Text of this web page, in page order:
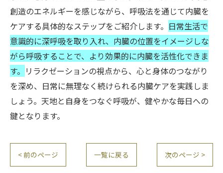
創造のエネルギーを感じながら、呼吸法を通じて内臓を
ケアする具体的なステップをご紹介します。 日常生活で
意識的に深呼吸を取り入れ、内臓の位置をイメージしな
がら呼吸することで、より効果的に内臓を活性化できま
す。 リラクゼーションの視点から、心と身体のつながり
を深め、日常に無理なく続けられる内臓ケアを実践しま
しょう。天地と自身をつなぐ呼吸が、健やかな毎日への
鍵となります。
< 前のページ 一覧に戻る 次のページ >